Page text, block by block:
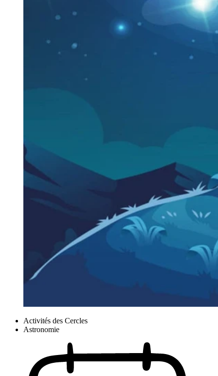
Activités des Cercles
Astronomie